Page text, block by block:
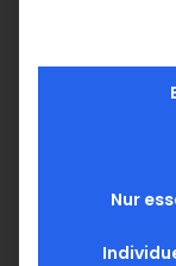
inkl.
MerkenNur